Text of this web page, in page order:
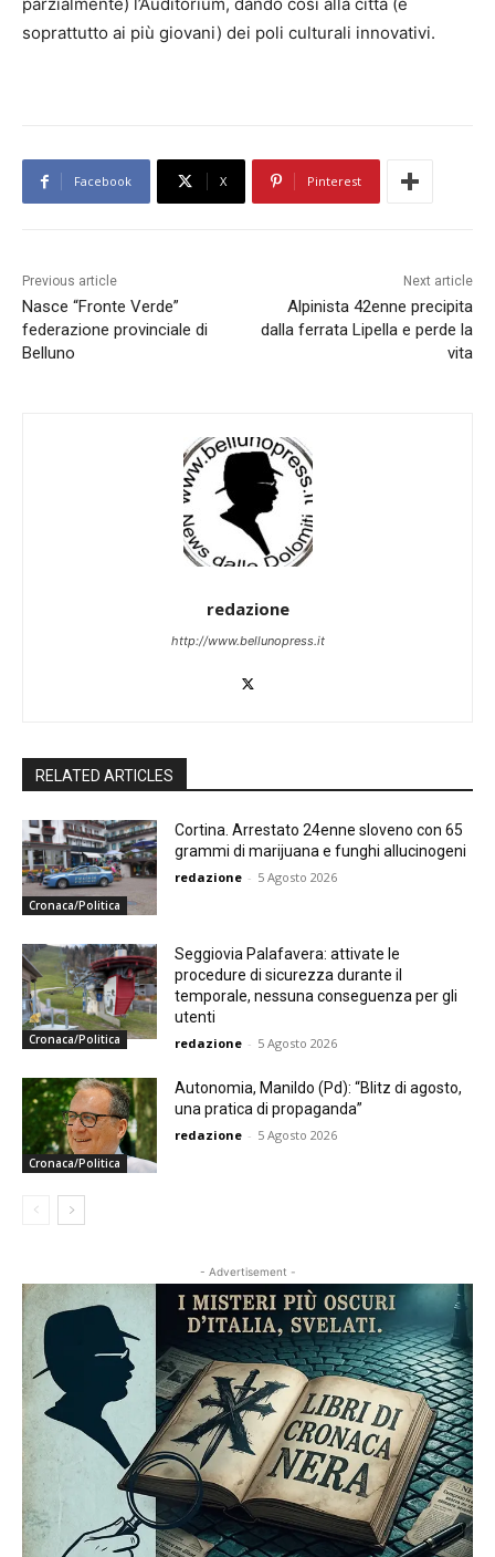
soprattutto ai più giovani) dei poli culturali innovativi.
Facebook X Pinterest
Previous article
Nasce “Fronte Verde”
federazione provinciale di
Belluno
Next article
Alpinista 42enne precipita
dalla ferrata Lipella e perde la
vita
redazione
http://www.bellunopress.it
RELATED ARTICLES
Cronaca/Politica
Cortina. Arrestato 24enne sloveno con 65
grammi di marijuana e funghi allucinogeni
redazione - 5 Agosto 2026
Cronaca/Politica
Seggiovia Palafavera: attivate le
procedure di sicurezza durante il
temporale, nessuna conseguenza per gli
utenti
redazione - 5 Agosto 2026
Cronaca/Politica
Autonomia, Manildo (Pd): “Blitz di agosto,
una pratica di propaganda”
redazione - 5 Agosto 2026
- Advertisement -